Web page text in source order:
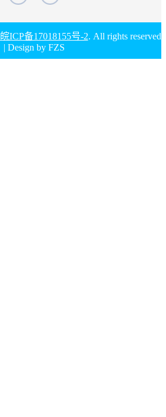
皖ICP备17018155号-2. All rights reserved
| Design by FZS